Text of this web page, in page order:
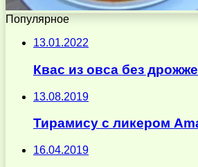
Популярное
13.01.2022
Квас из овса без
13.08.2019
Тирамису с ликером
16.04.2019